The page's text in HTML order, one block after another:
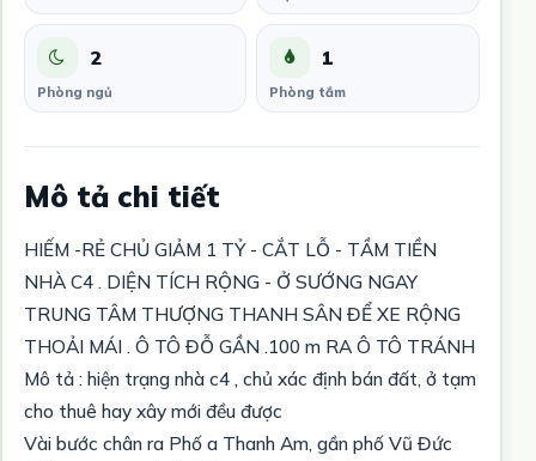
2
Phòng ngủ
1
Phòng tắm
Mô tả chi tiết
HIẾM -RẺ CHỦ GIẢM 1 TỶ - CẮT LỖ - TẦM TIỀN
NHÀ C4 . DIỆN TÍCH RỘNG - Ở SƯỚNG NGAY
TRUNG TÂM THƯỢNG THANH SÂN ĐỂ XE RỘNG
THOẢI MÁI . Ô TÔ ĐỖ GẦN .100 m RA Ô TÔ TRÁNH
Mô tả : hiện trạng nhà c4 , chủ xác định bán đất, ở tạm
cho thuê hay xây mới đều được
Vài bước chân ra Phố a Thanh Am, gần phố Vũ Đức